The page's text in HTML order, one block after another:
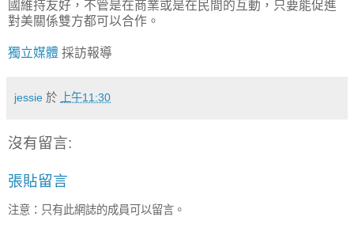
國維持友好，不管是在商業或是在民間的互動，只要能促進
對美關係雙方都可以合作。
獨立媒體 採訪報導
jessie 於 上午11:30
沒有留言:
張貼留言
注意：只有此網誌的成員可以留言。